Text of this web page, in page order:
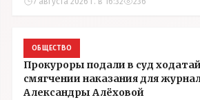
ОБЩЕСТВО
Прокуроры подали в суд
смягчении наказания для
Александры Алёховой